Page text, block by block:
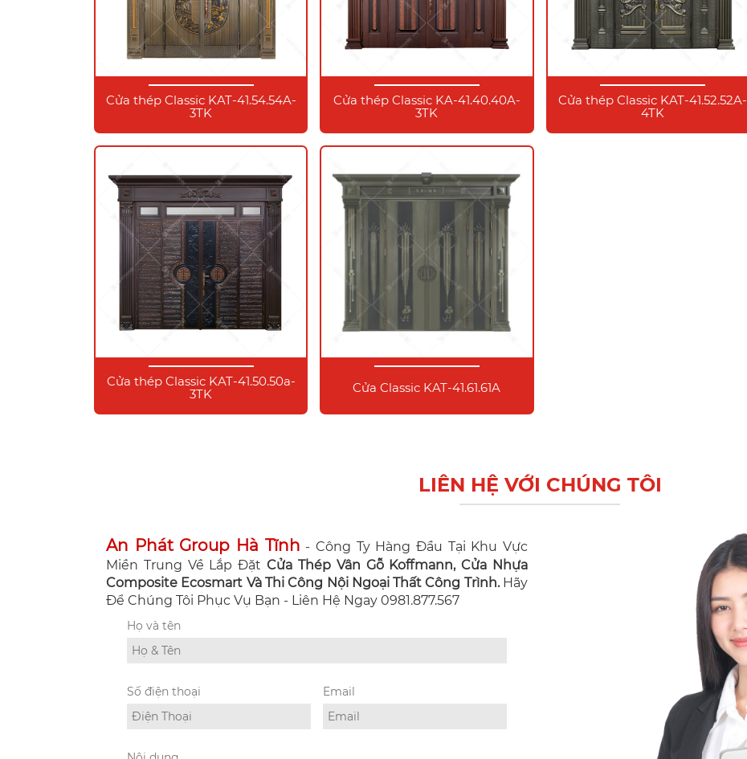
Cửa thép Classic KAT-41.54.54A-
3TK
Cửa thép Classic KA-41.40.40A-
3TK
Cửa thép Classic KAT-41.52.52A-
4TK
Cửa thép Classic KAT-41.50.50a-
3TK
Cửa Classic KAT-41.61.61A
LIÊN HỆ VỚI CHÚNG TÔI
An Phát Group Hà Tĩnh - Công Ty Hàng Đầu Tại Khu Vực
Miền Trung Về Lắp ĐặtCửa Thép Vân Gỗ Koffmann, Cửa Nhựa
Composite Ecosmart Và Thi Công Nội Ngoại Thất Công Trình. Hãy
Để Chúng Tôi Phục Vụ Bạn - Liên Hệ Ngay 0981.877.567
Họ và tên
Số điện thoại Email